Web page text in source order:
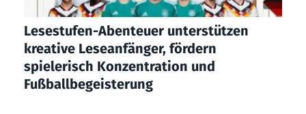
Lesestufen-Abenteuer unterstützen
kreative Leseanfänger, fördern
spielerisch Konzentration und
Fußballbegeisterung